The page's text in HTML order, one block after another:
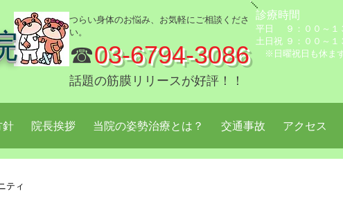
つらい身体のお悩み、お気軽にご相談くださ
い。
☎03-6794-3086
話題の筋膜リリースが好評！！
診療時間
平日 ９：００～１
土日祝 ９：００～１
※日曜祝日も休まず
針 院長挨拶 当院の姿勢治療とは？ 交通事故 アクセス
ティ